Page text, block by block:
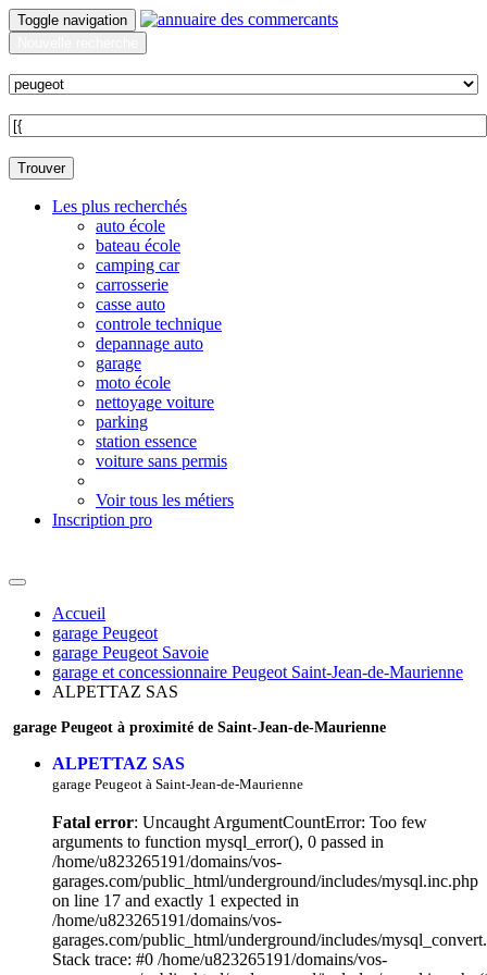
Toggle navigation
Trouver
Les plus recherchés
auto école
bateau école
camping car
carrosserie
casse auto
controle technique
depannage auto
garage
moto école
nettoyage voiture
parking
station essence
voiture sans permis
Voir tous les métiers
Inscription pro
Accueil
garage Peugeot
garage Peugeot Savoie
garage et concessionnaire Peugeot Saint-Jean-de-Maurienne
ALPETTAZ SAS
garage Peugeot à proximité de Saint-Jean-de-Maurienne
ALPETTAZ SAS
garage Peugeot à Saint-Jean-de-Maurienne
Fatal error: Uncaught ArgumentCountError: Too few
arguments to function mysql_error(), 0 passed in
/home/u823265191/domains/vos-
garages.com/public_html/underground/includes/mysql.inc.php
on line 17 and exactly 1 expected in
/home/u823265191/domains/vos-
garages.com/public_html/underground/includes/
Stack trace: #0 /home/u823265191/domains/vos-